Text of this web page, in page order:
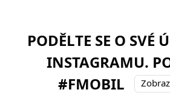
PODĚLTE SE O SVÉ
INSTAGRAMU.
#FMOBIL